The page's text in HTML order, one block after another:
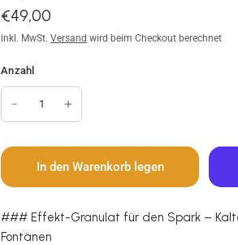
€49,00
inkl. MwSt. Versand wird beim Checkout berechnet
Anzahl
In den Warenkorb legen
### Effekt-Granulat für den Spark –
Fontänen